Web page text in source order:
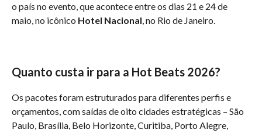
o país no evento, que acontece entre os dias 21 e 24 de
maio, no icônico Hotel Nacional, no Rio de Janeiro.
Quanto custa ir para a Hot Beats 2026?
Os pacotes foram estruturados para diferentes perfis e
orçamentos, com saídas de oito cidades estratégicas – São
Paulo, Brasília, Belo Horizonte, Curitiba, Porto Alegre,